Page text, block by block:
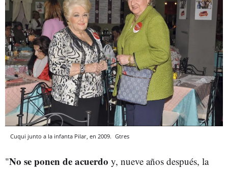
Cuqui junto a la infanta Pilar, en 2009. Gtres
"No se ponen de acuerdo y, nueve años después, la